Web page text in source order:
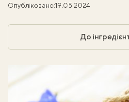
Опубліковано:19.05.2024
До